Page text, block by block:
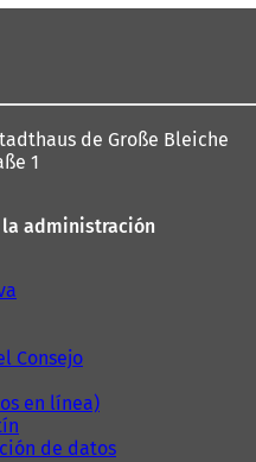
n
e
v
a
de Große Bleiche
1
la administración
Consejo
en línea)
de datos